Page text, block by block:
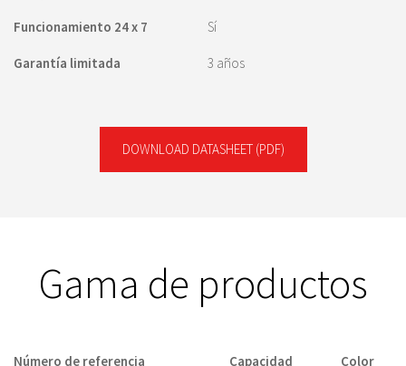
Funcionamiento 24 x 7 Sí
Garantía limitada 3 años
DOWNLOAD DATASHEET (PDF)
Gama de productos
Número de referencia Capacidad
Color